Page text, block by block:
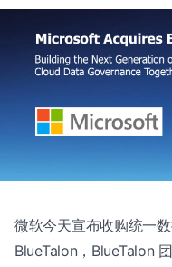
微软今天宣布收购统一
BlueTalon，BlueTalon